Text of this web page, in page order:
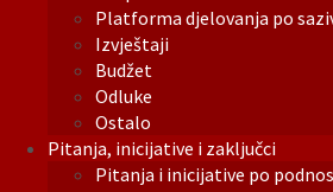
Platforma djelovanja po
Izvještaji
Budžet
Odluke
Ostalo
Pitanja, inicijative i zaključci
Pitanja i inicijative po